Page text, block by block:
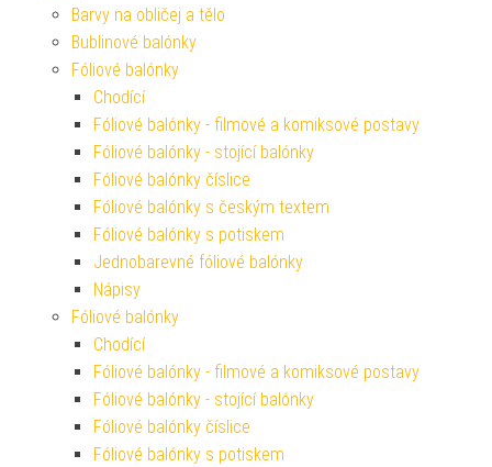
Barvy na obličej a tělo
Bublinové balónky
Fóliové balónky
Chodící
Fóliové balónky - filmové a komiksové postavy
Fóliové balónky - stojící balónky
Fóliové balónky číslice
Fóliové balónky s českým textem
Fóliové balónky s potiskem
Jednobarevné fóliové balónky
Nápisy
Fóliové balónky
Chodící
Fóliové balónky - filmové a komiksové postavy
Fóliové balónky - stojící balónky
Fóliové balónky číslice
Fóliové balónky s potiskem